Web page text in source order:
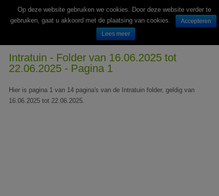
Wekelijks nieuwe folders van Nederlandse supermarkten en winkels
Intratuin - Folder van 16.06.2025 tot
22.06.2025 - Pagina 1
Hier is pagina 1 van 14 pagina's van de Intratuin folder, geldig van
16.06.2025 tot 22.06.2025.
Op deze website gebruiken we cookies. Door deze website verder te
gebruiken, gaat u akkoord met de plaatsing van cookies.
Accepteren
Lees meer